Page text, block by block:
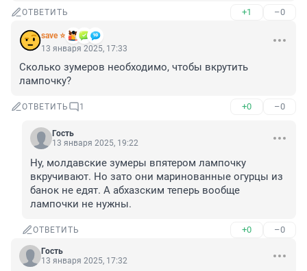
ОТВЕТИТЬ +1 –0
save ⭐
13 января 2025, 17:33
Сколько зумеров необходимо, чтобы вкрутить
лампочку?
ОТВЕТИТЬ 1 +0 –0
Гость
13 января 2025, 19:22
Ну, молдавские зумеры впятером лампочку
вкручивают. Но зато они маринованные огурцы из
банок не едят. А абхазским теперь вообще
лампочки не нужны.
ОТВЕТИТЬ +0 –0
Гость
13 января 2025, 17:32